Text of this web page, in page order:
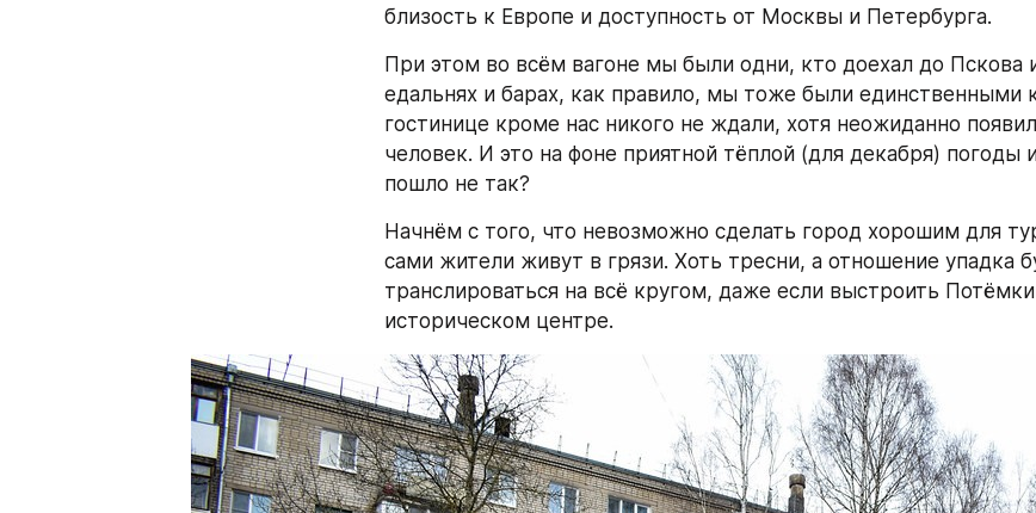
близость к Европе и доступность от Москвы и Петербурга.
При этом во всём вагоне мы были одни, кто доехал до Пскова
едальнях и барах, как правило, мы тоже были единственными
гостинице кроме нас никого не ждали, хотя неожиданно
человек. И это на фоне приятной тёплой (для декабря) погоды
пошло не так?
Начнём с того, что невозможно сделать город хорошим для
сами жители живут в грязи. Хоть тресни, а отношение упадка
транслироваться на всё кругом, даже если выстроить
историческом центре.